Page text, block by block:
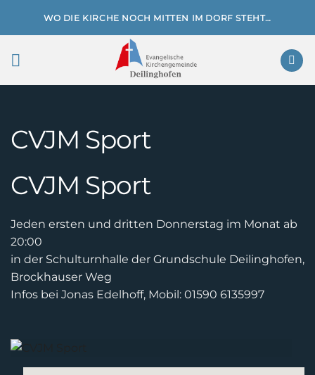
WO DIE KIRCHE NOCH MITTEN IM DORF STEHT…
CVJM Sport
CVJM Sport
Jeden ersten und dritten Donnerstag im Monat ab
20:00
in der Schulturnhalle der Grundschule Deilinghofen,
Brockhauser Weg
Infos bei Jonas Edelhoff, Mobil: 01590 6135997